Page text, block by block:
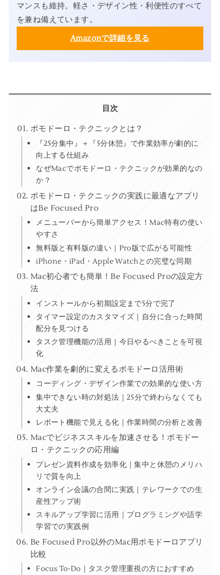
マンスも維持。軽さ・デザイン性・利便性のすべて
を兼ね備えています。
Amazonで詳細を見る
目次
ポモドーロ・テクニックとは？
『25分集中』＋『5分休憩』で作業効率が劇的に
向上する仕組み
なぜMacでポモドーロ・テクニックが効果的なの
か？
ポモドーロ・テクニックの実践に最適なアプリ
はBe Focused Pro
メニューバーから簡単アクセス！Mac特有の使い
やすさ
無料版と有料版の違い｜Pro版で広がる可能性
iPhone・iPad・Apple Watchとの完璧な同期
Mac初心者でも簡単！Be Focused Proの設定方
法
インストールから初期設定まで5分で完了
タイマー設定のカスタマイズ｜自分に合った時間
配分を見つける
タスク管理機能の活用｜今日やるべきことを可視
化
Mac作業を劇的に変えるポモドーロ活用術
コーディング・デザイン作業での効果的な使い方
集中できない時の対処法｜25分で終わらなくても
大丈夫
レポート機能で見える化｜作業時間の分析と改善
Macでビジネススキルを加速させる！ポモドー
ロ・テクニックの応用編
プレゼン資料作成を効率化｜集中と休憩のメリハ
リで質を向上
オンライン会議の合間に実践｜テレワークでの生
産性アップ術
スキルアップ学習に活用｜プログラミングや語学
学習での実践例
Be Focused Pro以外のMac用ポモドーロアプリ
比較
Focus To-Do｜タスク管理重視の方におすすめ